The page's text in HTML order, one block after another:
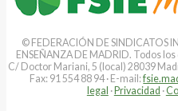
© FEDERACIÓN DE SINDICATOS
ENSEÑANZA DE MADRID. Todos
C/ Doctor Mariani, 5 (local) 28039
Fax: 91 554 88 94 · E-mail:
legal ·Privacidad ·